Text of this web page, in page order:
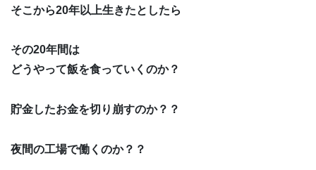
そこから20年以上生きたとしたら
その20年間は
どうやって飯を食っていくのか？
貯金したお金を切り崩すのか？？
夜間の工場で働くのか？？